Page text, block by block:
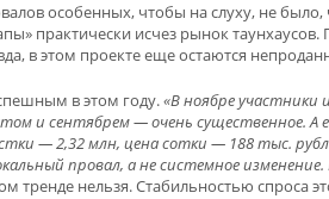
особенных, чтобы на слуху, не
практически исчез рынок
в этом проекте еще остаются
в этом году.«В ноябре участники
и сентябрем — очень существенное. А
— 2,32 млн, цена сотки — 188 тыс.
провал, а не системное
тренде нельзя. Стабильностью спроса